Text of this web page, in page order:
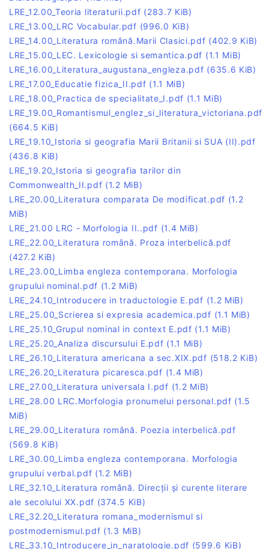
LRE_12.00_Teoria literaturii.pdf (283.7 KiB)
LRE_13.00_LRC Vocabular.pdf (996.0 KiB)
LRE_14.00_Literatura română.Marii Clasici.pdf (402.9 KiB)
LRE_15.00_LEC. Lexicologie si semantica.pdf (1.1 MiB)
LRE_16.00_Literatura_augustana_engleza.pdf (635.6 KiB)
LRE_17.00_Educatie fizica_II.pdf (1.1 MiB)
LRE_18.00_Practica de specialitate_I.pdf (1.1 MiB)
LRE_19.00_Romantismul_englez_si_literatura_victoriana.pdf
(664.5 KiB)
LRE_19.10_Istoria si geografia Marii Britanii si SUA (II).pdf
(436.8 KiB)
LRE_19.20_Istoria si geografia tarilor din
Commonwealth_II.pdf (1.2 MiB)
LRE_20.00_Literatura comparata De modificat.pdf (1.2
MiB)
LRE_21.00 LRC - Morfologia II..pdf (1.4 MiB)
LRE_22.00_Literatura română. Proza interbelică.pdf
(427.2 KiB)
LRE_23.00_Limba engleza contemporana. Morfologia
grupului nominal.pdf (1.2 MiB)
LRE_24.10_Introducere in traductologie E.pdf (1.2 MiB)
LRE_25.00_Scrierea si expresia academica.pdf (1.1 MiB)
LRE_25.10_Grupul nominal in context E.pdf (1.1 MiB)
LRE_25.20_Analiza discursului E.pdf (1.1 MiB)
LRE_26.10_Literatura americana a sec.XIX.pdf (518.2 KiB)
LRE_26.20_Literatura picaresca.pdf (1.4 MiB)
LRE_27.00_Literatura universala I.pdf (1.2 MiB)
LRE_28.00 LRC.Morfologia pronumelui personal.pdf (1.5
MiB)
LRE_29.00_Literatura română. Poezia interbelică.pdf
(569.8 KiB)
LRE_30.00_Limba engleza contemporana. Morfologia
grupului verbal.pdf (1.2 MiB)
LRE_32.10_Literatura română. Direcții și curente literare
ale secolului XX.pdf (374.5 KiB)
LRE_32.20_Literatura romana_modernismul si
postmodernismul.pdf (1.3 MiB)
LRE_33.10_Introducere_in_naratologie.pdf (599.6 KiB)